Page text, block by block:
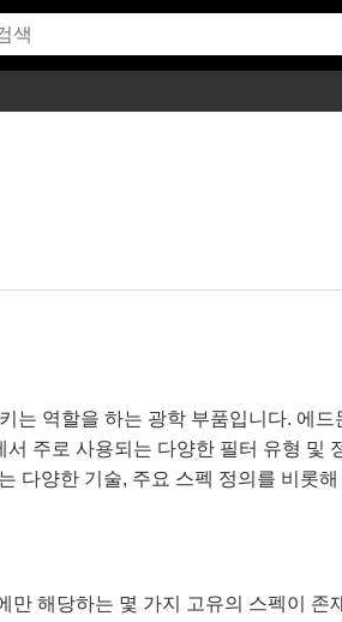
는 역할을 하는 광학 부품입니다. 에드
주로 사용되는 다양한 필터 유형 및
다양한 기술, 주요 스펙 정의를 비롯해
만 해당하는 몇 가지 고유의 스펙이 존